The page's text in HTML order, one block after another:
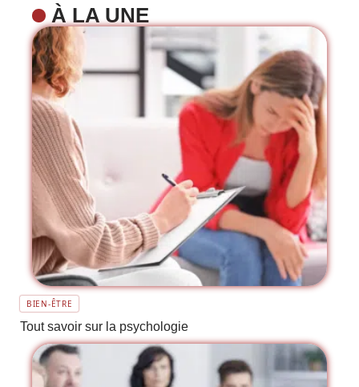
À LA UNE
BIEN-ÊTRE
Tout savoir sur la psychologie